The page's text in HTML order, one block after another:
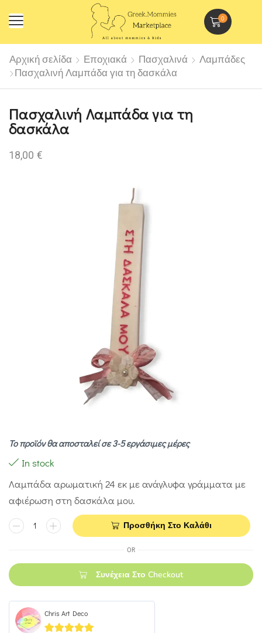
0
Αρχική σελίδα Εποχιακά Πασχαλινά
Λαμπάδες
Πασχαλινή Λαμπάδα για τη δασκάλα
Πασχαλινή Λαμπάδα για τη
δασκάλα
18,00 €
Το προϊόν θα αποσταλεί σε 3-5 εργάσιμες μέρες
In stock
Λαμπάδα αρωματική 24 εκ με ανάγλυφα γράμματα με
αφιέρωση στη δασκάλα μου.
Προσθήκη Στο Καλάθι
OR
Συνέχεια Στο Checkout
Chris Art Deco